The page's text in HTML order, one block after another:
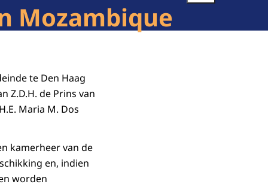
Mozambique
te Den Haag
Z.D.H. de Prins van
Maria M. Dos
kamerheer van de
en, indien
worden